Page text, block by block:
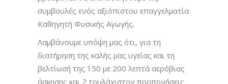
συμβουλές ενός αξιόπιστου επαγγελματία
Καθηγητή Φυσικής Αγωγής.
Λαμβάνουμε υπόψη μας ότι, για τη
διατήρηση της καλής μας υγείας και τη
βελτίωσή της 150 με 200 λεπτά αερόβιας
άσκησης και 2 τουλάχιστον προπονήσεις